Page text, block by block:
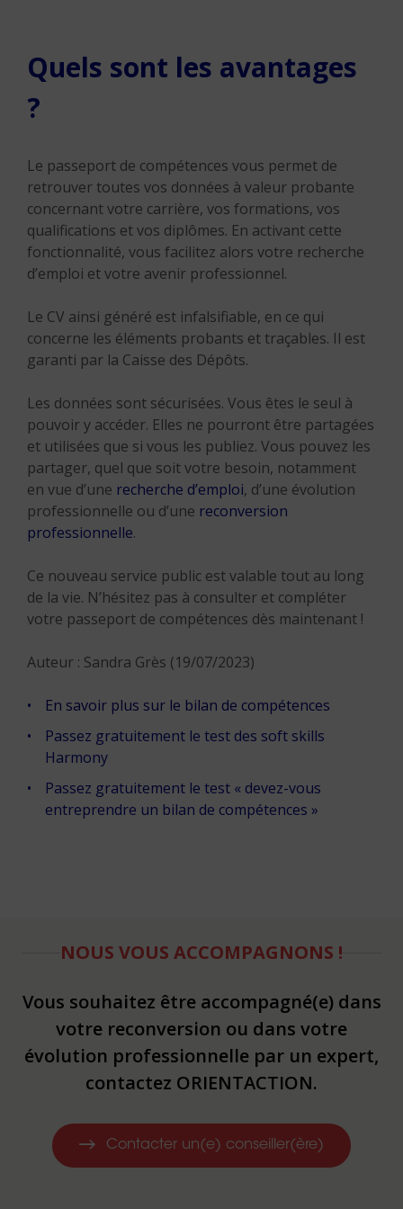
Quels sont les avantages
?
Le passeport de compétences vous permet de
retrouver toutes vos données à valeur probante
concernant votre carrière, vos formations, vos
qualifications et vos diplômes. En activant cette
fonctionnalité, vous facilitez alors votre recherche
d’emploi et votre avenir professionnel.
Le CV ainsi généré est infalsifiable, en ce qui
concerne les éléments probants et traçables. Il est
garanti par la Caisse des Dépôts.
Les données sont sécurisées. Vous êtes le seul à
pouvoir y accéder. Elles ne pourront être partagées
et utilisées que si vous les publiez. Vous pouvez les
partager, quel que soit votre besoin, notamment
en vue d’une recherche d’emploi, d’une évolution
professionnelle ou d’une reconversion
professionnelle.
Ce nouveau service public est valable tout au long
de la vie. N’hésitez pas à consulter et compléter
votre passeport de compétences dès maintenant !
Auteur : Sandra Grès (19/07/2023)
En savoir plus sur le bilan de compétences
Passez gratuitement le test des soft skills
Harmony
Passez gratuitement le test « devez-vous
entreprendre un bilan de compétences »
NOUS VOUS ACCOMPAGNONS !
Vous souhaitez être accompagné(e) dans
votre reconversion ou dans votre
évolution professionnelle par un expert,
contactez ORIENTACTION.
Contacter un(e) conseiller(ère)